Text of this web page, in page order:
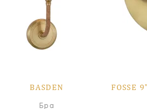
BASDEN
Бра
FOSSE